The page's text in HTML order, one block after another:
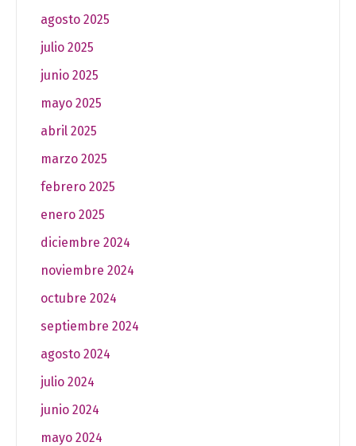
agosto 2025
julio 2025
junio 2025
mayo 2025
abril 2025
marzo 2025
febrero 2025
enero 2025
diciembre 2024
noviembre 2024
octubre 2024
septiembre 2024
agosto 2024
julio 2024
junio 2024
mayo 2024